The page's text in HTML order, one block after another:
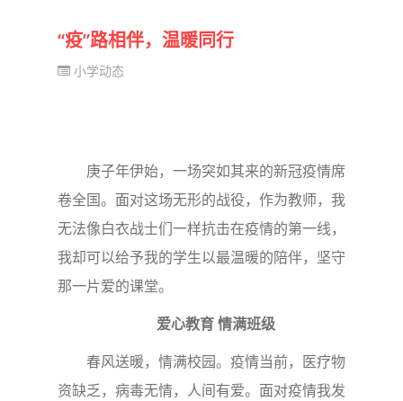
“疫”路相伴，温暖同行
小学动态
庚子年伊始，一场突如其来的新冠疫情席
卷全国。面对这场无形的战役，作为教师，我
无法像白衣战士们一样抗击在疫情的第一线，
我却可以给予我的学生以最温暖的陪伴，坚守
那一片爱的课堂。
爱心教育 情满班级
春风送暖，情满校园。疫情当前，医疗物
资缺乏，病毒无情，人间有爱。面对疫情我发